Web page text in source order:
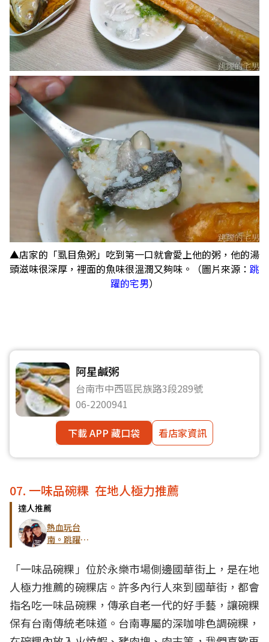
▲店家的「虱目魚粥」吃到第一口就會愛上他的粥，他的湯
頭滋味很深厚，裡面的魚味很溫潤又夠味。（圖片來源： 跳
躍的宅男）
阿星鹹粥
台南市中西區民族路3段289號
06-2200941
下載 APP 藏口袋
看店家資訊
07. 一味品碗粿 在地人極力推薦
達人推薦
熱血玩台
南。跳躍新
「一味品碗粿」位於永樂市場側邊國華街上，是在地
人極力推薦的碗粿店。許多內行人來到國華街，都會
指名吃一味品碗粿，傳承自老一代的好手藝，讓碗粿
保有台南傳統老味道。台南專屬的深咖啡色調碗粿，